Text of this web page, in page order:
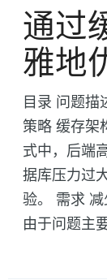
通过
雅地
目录 问题描
策略 缓存架
式中，后端
据库压力过
验。 需求
由于问题主